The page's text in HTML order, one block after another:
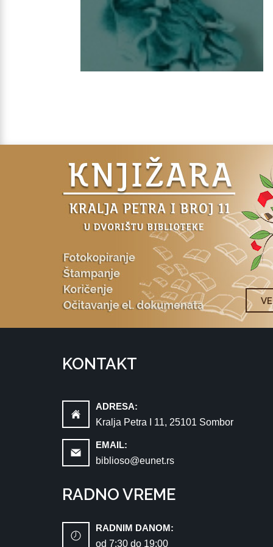
KONTAKT
ADRESA:
Kralja Petra I 11, 25101 Sombor
EMAIL:
biblioso@eunet.rs
RADNO VREME
RADNIM DANOM:
od 7:30 dо 19:00